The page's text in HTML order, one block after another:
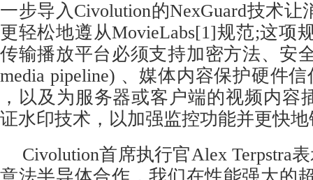
一步导入Civolution的NexGuard技术
更轻松地遵从MovieLabs[1]规范;这项
传输播放平台必须支持加密方法、安
media pipeline) 、媒体内容保护硬件
，以及为服务器或客户端的视频内容
证水印技术，以加强监控功能并更快
Civolution首席执行官Alex Terpstra